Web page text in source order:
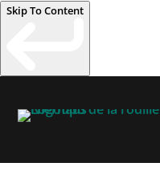
Skip To Content